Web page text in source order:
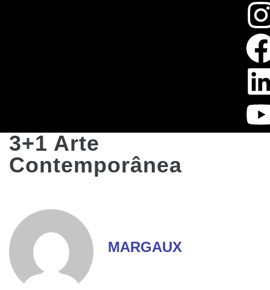
3+1 Arte
Contemporânea
MARGAUX